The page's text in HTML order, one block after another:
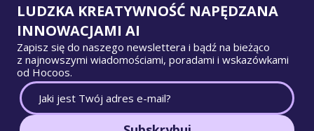
LUDZKA KREATYWNOŚĆ NAPĘDZANA
INNOWACJAMI AI
Zapisz się do naszego newslettera i bądź na bieżąco
z najnowszymi wiadomościami, poradami i wskazówkami
od Hocoos.